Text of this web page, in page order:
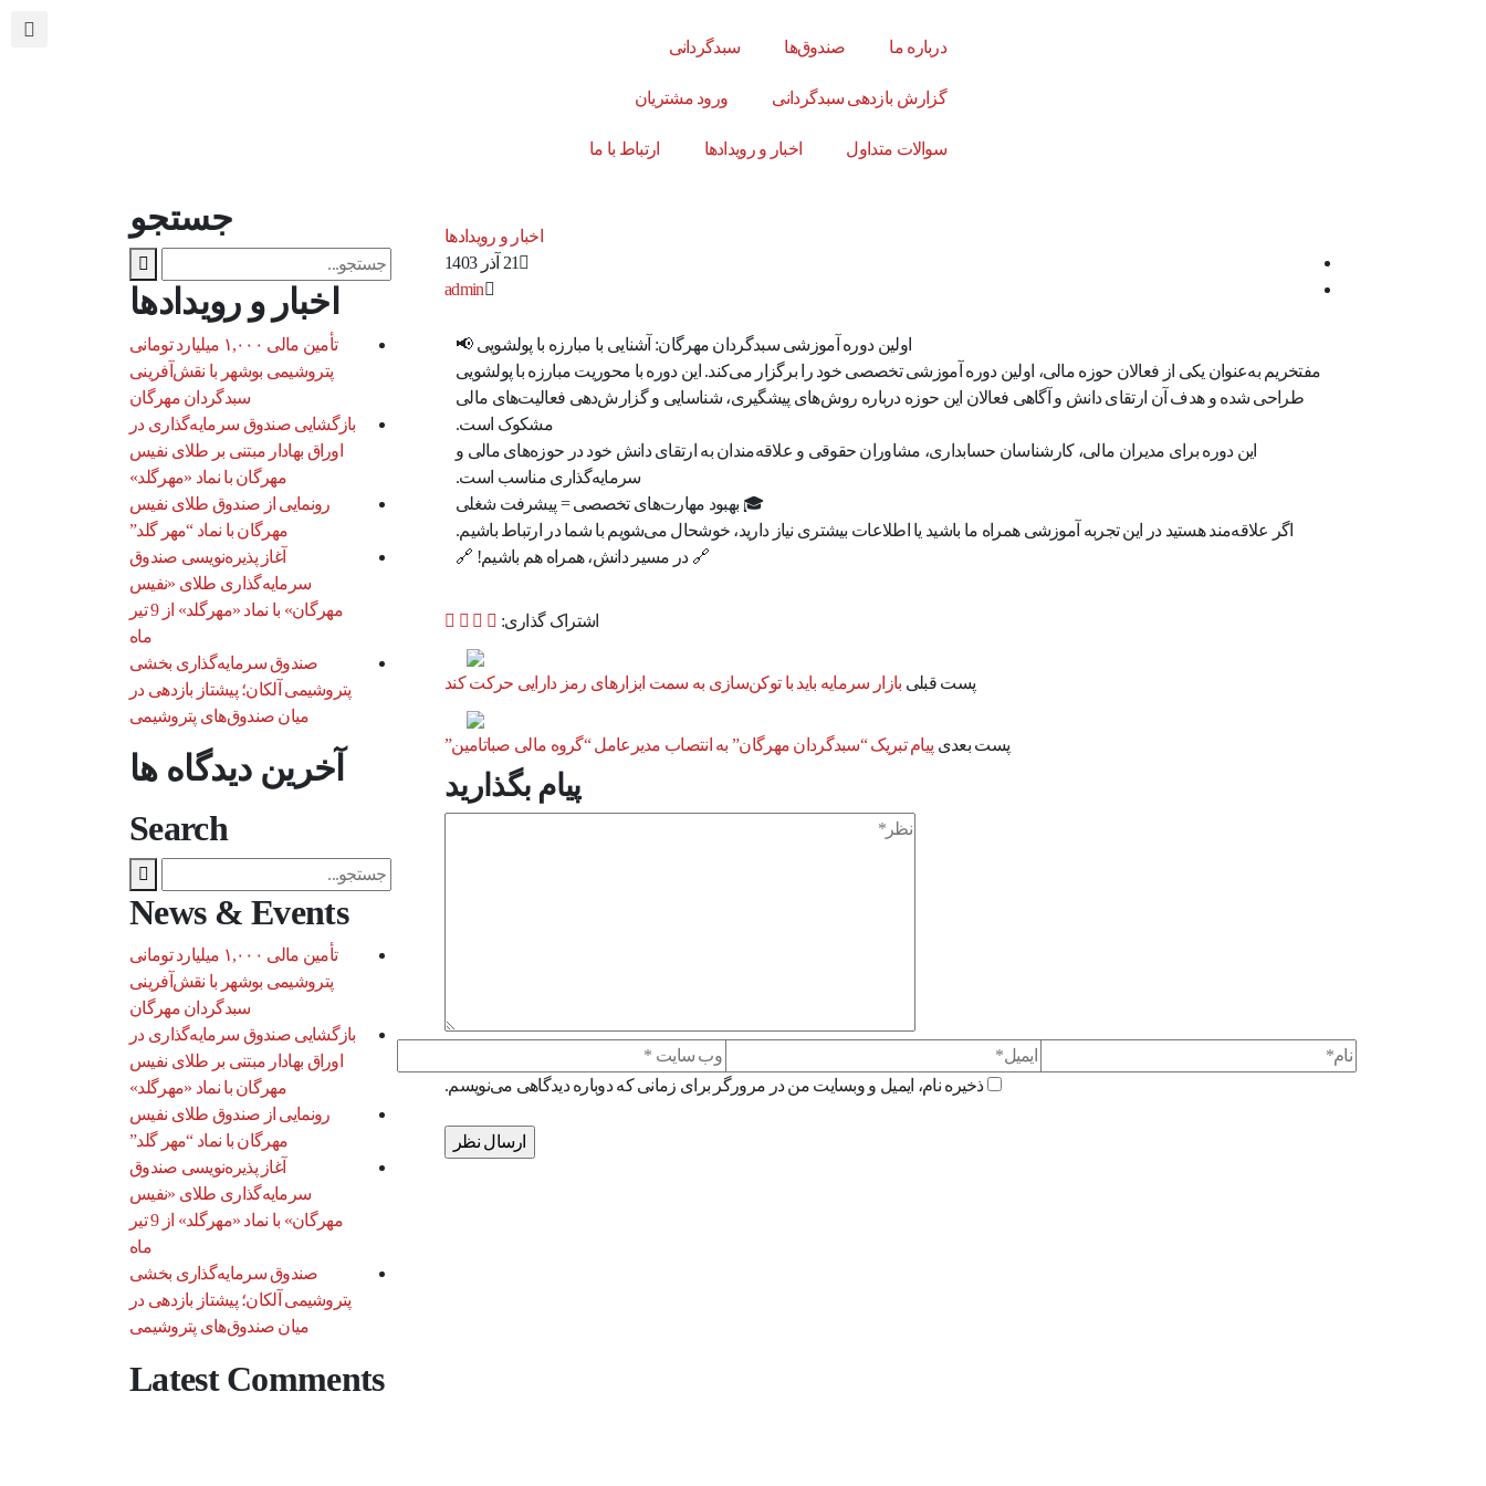
درباره ما صندوق‌ها سبدگردانی
گزارش بازدهی سبدگردانی ورود مشتریان
سوالات متداول اخبار و رویدادها ارتباط با ما
اخبار و رویدادها
21 آذر 1403
admin
اولین دوره آموزشی سبدگردان مهرگان: آشنایی با مبارزه با پولشویی 📢
مفتخریم به‌عنوان یکی از فعالان حوزه مالی، اولین دوره آموزشی تخصصی خود را برگزار می‌کند. این دوره با محوریت مبارزه با پولشویی
طراحی شده و هدف آن ارتقای دانش و آگاهی فعالان این حوزه درباره روش‌های پیشگیری، شناسایی و گزارش‌دهی فعالیت‌های مالی
مشکوک است.
این دوره برای مدیران مالی، کارشناسان حسابداری، مشاوران حقوقی و علاقه‌مندان به ارتقای دانش خود در حوزه‌های مالی و
سرمایه‌گذاری مناسب است.
🎓 بهبود مهارت‌های تخصصی = پیشرفت شغلی
اگر علاقه‌مند هستید در این تجربه آموزشی همراه ما باشید یا اطلاعات بیشتری نیاز دارید، خوشحال می‌شویم با شما در ارتباط باشیم.
🔗 در مسیر دانش، همراه هم باشیم! 🔗
اشتراک گذاری:
پست قبلی بازار سرمایه باید با توکن‌سازی به سمت ابزارهای رمز دارایی حرکت کند
پست بعدی پیام تبریک “سبدگردان مهرگان” به انتصاب مدیرعامل “گروه مالی صباتامین”
پیام بگذارید
ذخیره نام، ایمیل و وبسایت من در مرورگر برای زمانی که دوباره دیدگاهی می‌نویسم.
جستجو
اخبار و رویدادها
تأمین مالی ۱,۰۰۰ میلیارد تومانی
پتروشیمی بوشهر با نقش‌آفرینی
سبدگردان مهرگان
بازگشایی صندوق سرمایه‌گذاری در
اوراق بهادار مبتنی بر طلای نفیس
مهرگان با نماد «مهرگلد»
رونمایی از صندوق طلای نفیس
مهرگان با نماد “مهر گلد”
آغاز پذیره‌نویسی صندوق
سرمایه‌گذاری طلای «نفیس
مهرگان» با نماد «مهرگلد» از 9 تیر
ماه
صندوق سرمایه‌گذاری بخشی
پتروشیمی آلکان؛ پیشتاز بازدهی در
میان صندوق‌های پتروشیمی
آخرین دیدگاه ها
Search
News & Events
تأمین مالی ۱,۰۰۰ میلیارد تومانی
پتروشیمی بوشهر با نقش‌آفرینی
سبدگردان مهرگان
بازگشایی صندوق سرمایه‌گذاری در
اوراق بهادار مبتنی بر طلای نفیس
مهرگان با نماد «مهرگلد»
رونمایی از صندوق طلای نفیس
مهرگان با نماد “مهر گلد”
آغاز پذیره‌نویسی صندوق
سرمایه‌گذاری طلای «نفیس
مهرگان» با نماد «مهرگلد» از 9 تیر
ماه
صندوق سرمایه‌گذاری بخشی
پتروشیمی آلکان؛ پیشتاز بازدهی در
میان صندوق‌های پتروشیمی
Latest Comments